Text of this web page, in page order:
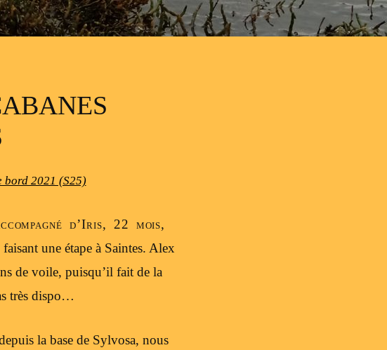
bord 2021 (S25)
d’Iris, 22 mois,
une étape à Saintes. Alex
de voile, puisqu’il fait de la
très dispo…
la base de Sylvosa, nous